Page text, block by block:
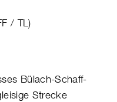
/ TL)
Bülach-Schaff-
Strecke